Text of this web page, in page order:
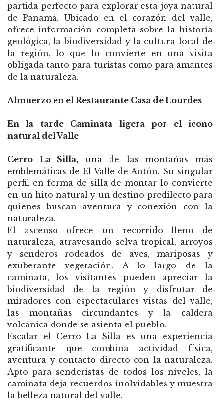
partida perfecto para explorar esta joya natural
de Panamá. Ubicado en el corazón del valle,
ofrece información completa sobre la historia
geológica, la biodiversidad y la cultura local de
la región, lo que lo convierte en una visita
obligada tanto para turistas como para amantes
de la naturaleza.
Almuerzo en el Restaurante Casa de Lourdes
En la tarde Caminata ligera por el icono
natural del Valle
Cerro La Silla, una de las montañas más
emblemáticas de El Valle de Antón. Su singular
perfil en forma de silla de montar lo convierte
en un hito natural y un destino predilecto para
quienes buscan aventura y conexión con la
naturaleza.
El ascenso ofrece un recorrido lleno de
naturaleza, atravesando selva tropical, arroyos
y senderos rodeados de aves, mariposas y
exuberante vegetación. A lo largo de la
caminata, los visitantes pueden apreciar la
biodiversidad de la región y disfrutar de
miradores con espectaculares vistas del valle,
las montañas circundantes y la caldera
volcánica donde se asienta el pueblo.
Escalar el Cerro La Silla es una experiencia
gratificante que combina actividad física,
aventura y contacto directo con la naturaleza.
Apto para senderistas de todos los niveles, la
caminata deja recuerdos inolvidables y muestra
la belleza natural del valle.